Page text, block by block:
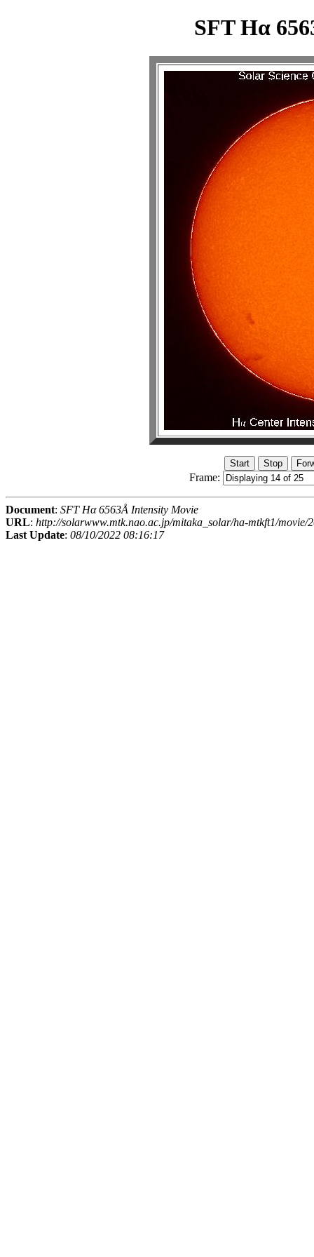
SFT Hα
Frame:
Document: SFT Hα 6563Å Intensity Movie
URL: http://solarwww.mtk.nao.ac.jp/mitaka_solar/ha-mtkft1/
Last Update: 08/10/2022 08:16:17